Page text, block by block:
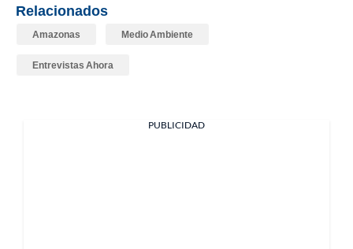
Relacionados
Amazonas Medio Ambiente
Entrevistas Ahora
PUBLICIDAD